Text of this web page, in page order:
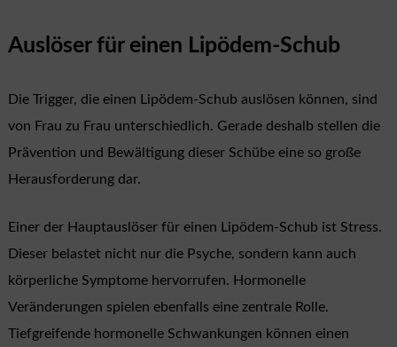
Auslöser für einen Lipödem-Schub
Die Trigger, die einen Lipödem-Schub auslösen können, sind
von Frau zu Frau unterschiedlich. Gerade deshalb stellen die
Prävention und Bewältigung dieser Schübe eine so große
Herausforderung dar.
Einer der Hauptauslöser für einen Lipödem-Schub ist Stress.
Dieser belastet nicht nur die Psyche, sondern kann auch
körperliche Symptome hervorrufen. Hormonelle
Veränderungen spielen ebenfalls eine zentrale Rolle.
Tiefgreifende hormonelle Schwankungen können einen